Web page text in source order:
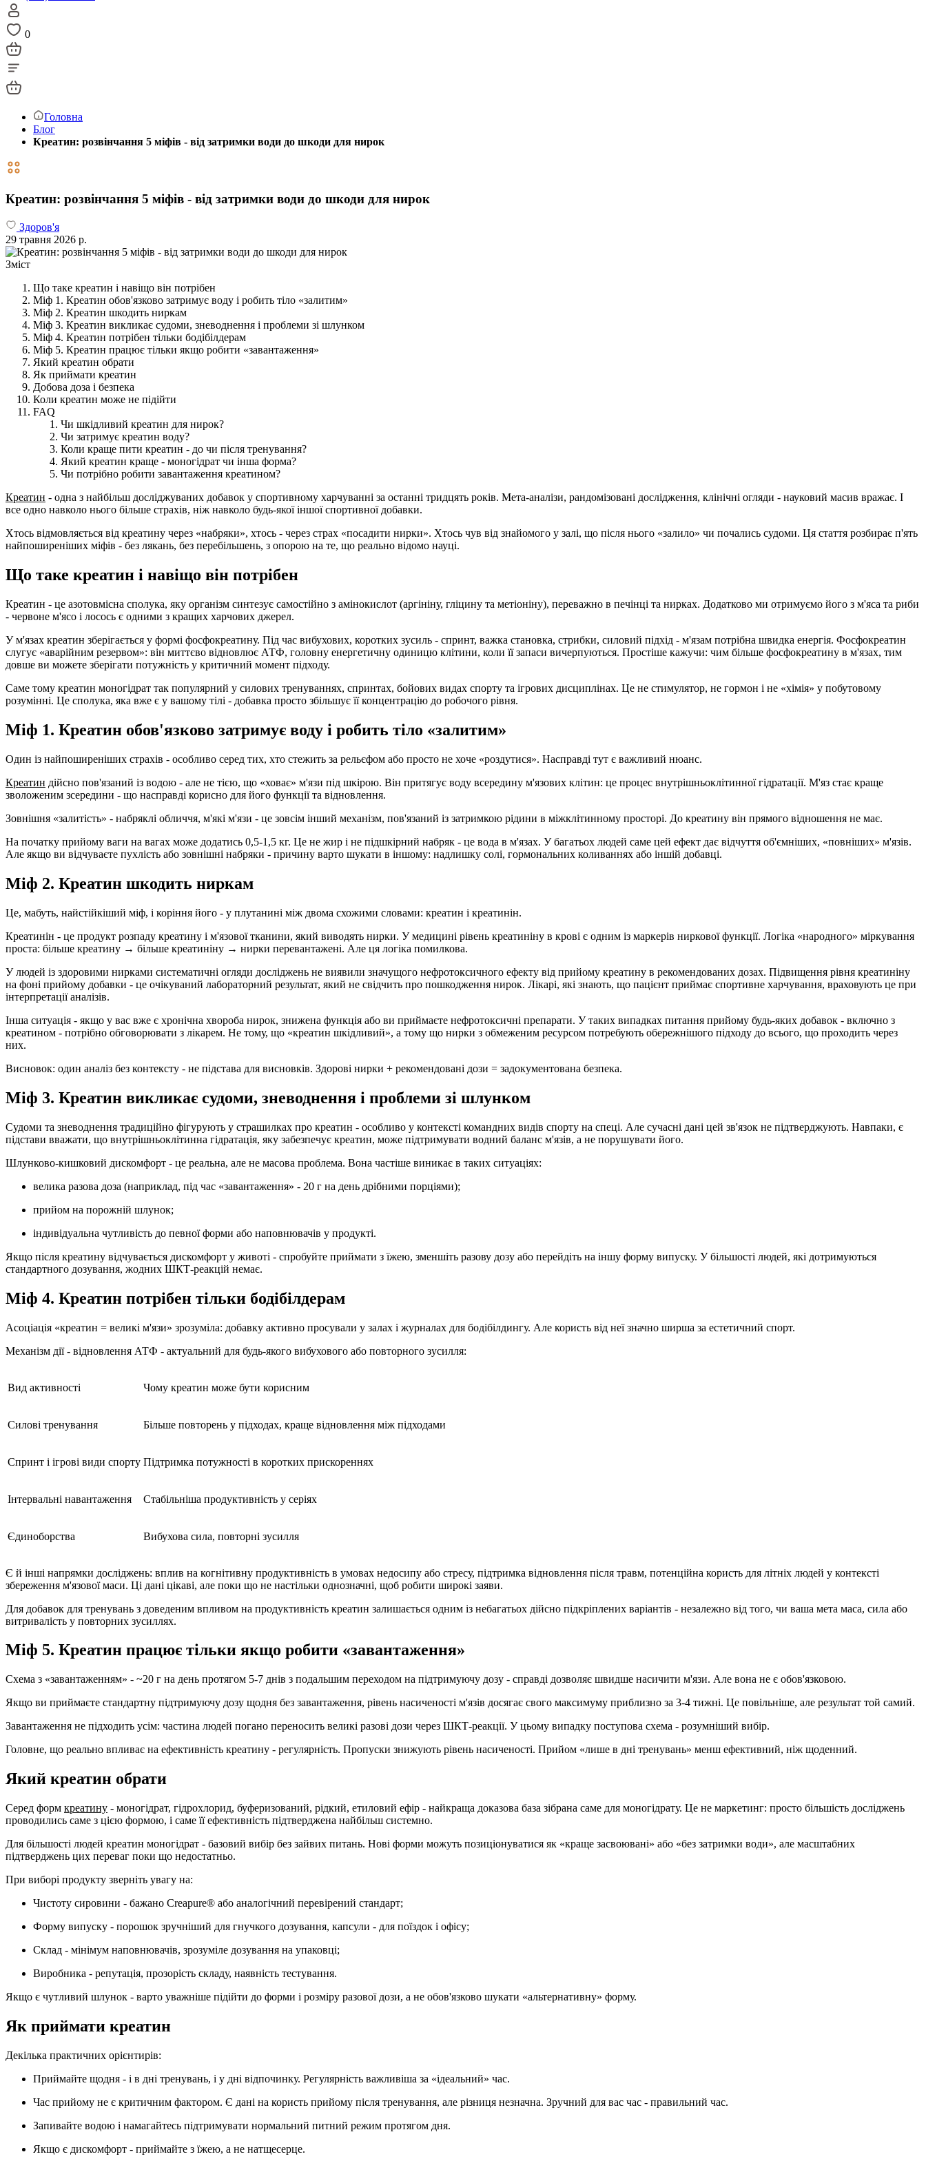
0
Головна
Блог
Креатин: розвінчання 5 міфів - від затримки води до шкоди для нирок
Креатин: розвінчання 5 міфів - від затримки води до шкоди для нирок
Здоров'я
29 травня 2026 р.
Зміст
Що таке креатин і навіщо він потрібен
Міф 1. Креатин обов'язково затримує воду і робить тіло «залитим»
Міф 2. Креатин шкодить ниркам
Міф 3. Креатин викликає судоми, зневоднення і проблеми зі шлунком
Міф 4. Креатин потрібен тільки бодібілдерам
Міф 5. Креатин працює тільки якщо робити «завантаження»
Який креатин обрати
Як приймати креатин
Добова доза і безпека
Коли креатин може не підійти
FAQ
Чи шкідливий креатин для нирок?
Чи затримує креатин воду?
Коли краще пити креатин - до чи після тренування?
Який креатин краще - моногідрат чи інша форма?
Чи потрібно робити завантаження креатином?
Креатин - одна з найбільш досліджуваних добавок у спортивному харчуванні за останні тридцять років. Мета-аналізи, рандомізовані дослідження, клінічні огляди - науковий масив вражає. І
все одно навколо нього більше страхів, ніж навколо будь-якої іншої спортивної добавки.
Хтось відмовляється від креатину через «набряки», хтось - через страх «посадити нирки». Хтось чув від знайомого у залі, що після нього «залило» чи почались судоми. Ця стаття розбирає п'ять
найпоширеніших міфів - без лякань, без перебільшень, з опорою на те, що реально відомо науці.
Що таке креатин і навіщо він потрібен
Креатин - це азотовмісна сполука, яку організм синтезує самостійно з амінокислот (аргініну, гліцину та метіоніну), переважно в печінці та нирках. Додатково ми отримуємо його з м'яса та риби
- червоне м'ясо і лосось є одними з кращих харчових джерел.
У м'язах креатин зберігається у формі фосфокреатину. Під час вибухових, коротких зусиль - спринт, важка становка, стрибки, силовий підхід - м'язам потрібна швидка енергія. Фосфокреатин
слугує «аварійним резервом»: він миттєво відновлює АТФ, головну енергетичну одиницю клітини, коли її запаси вичерпуються. Простіше кажучи: чим більше фосфокреатину в м'язах, тим
довше ви можете зберігати потужність у критичний момент підходу.
Саме тому креатин моногідрат так популярний у силових тренуваннях, спринтах, бойових видах спорту та ігрових дисциплінах. Це не стимулятор, не гормон і не «хімія» у побутовому
розумінні. Це сполука, яка вже є у вашому тілі - добавка просто збільшує її концентрацію до робочого рівня.
Міф 1. Креатин обов'язково затримує воду і робить тіло «залитим»
Один із найпоширеніших страхів - особливо серед тих, хто стежить за рельєфом або просто не хоче «роздутися». Насправді тут є важливий нюанс.
Креатин дійсно пов'язаний із водою - але не тією, що «ховає» м'язи під шкірою. Він притягує воду всередину м'язових клітин: це процес внутрішньоклітинної гідратації. М'яз стає краще
зволоженим зсередини - що насправді корисно для його функції та відновлення.
Зовнішня «залитість» - набряклі обличчя, м'які м'язи - це зовсім інший механізм, пов'язаний із затримкою рідини в міжклітинному просторі. До креатину він прямого відношення не має.
На початку прийому ваги на вагах може додатись 0,5-1,5 кг. Це не жир і не підшкірний набряк - це вода в м'язах. У багатьох людей саме цей ефект дає відчуття об'ємніших, «повніших» м'язів.
Але якщо ви відчуваєте пухлість або зовнішні набряки - причину варто шукати в іншому: надлишку солі, гормональних коливаннях або іншій добавці.
Міф 2. Креатин шкодить ниркам
Це, мабуть, найстійкіший міф, і коріння його - у плутанині між двома схожими словами: креатин і креатинін.
Креатинін - це продукт розпаду креатину і м'язової тканини, який виводять нирки. У медицині рівень креатиніну в крові є одним із маркерів ниркової функції. Логіка «народного» міркування
проста: більше креатину → більше креатиніну → нирки перевантажені. Але ця логіка помилкова.
У людей із здоровими нирками систематичні огляди досліджень не виявили значущого нефротоксичного ефекту від прийому креатину в рекомендованих дозах. Підвищення рівня креатиніну
на фоні прийому добавки - це очікуваний лабораторний результат, який не свідчить про пошкодження нирок. Лікарі, які знають, що пацієнт приймає спортивне харчування, враховують це при
інтерпретації аналізів.
Інша ситуація - якщо у вас вже є хронічна хвороба нирок, знижена функція або ви приймаєте нефротоксичні препарати. У таких випадках питання прийому будь-яких добавок - включно з
креатином - потрібно обговорювати з лікарем. Не тому, що «креатин шкідливий», а тому що нирки з обмеженим ресурсом потребують обережнішого підходу до всього, що проходить через
них.
Висновок: один аналіз без контексту - не підстава для висновків. Здорові нирки + рекомендовані дози = задокументована безпека.
Міф 3. Креатин викликає судоми, зневоднення і проблеми зі шлунком
Судоми та зневоднення традиційно фігурують у страшилках про креатин - особливо у контексті командних видів спорту на спеці. Але сучасні дані цей зв'язок не підтверджують. Навпаки, є
підстави вважати, що внутрішньоклітинна гідратація, яку забезпечує креатин, може підтримувати водний баланс м'язів, а не порушувати його.
Шлунково-кишковий дискомфорт - це реальна, але не масова проблема. Вона частіше виникає в таких ситуаціях:
велика разова доза (наприклад, під час «завантаження» - 20 г на день дрібними порціями);
прийом на порожній шлунок;
індивідуальна чутливість до певної форми або наповнювачів у продукті.
Якщо після креатину відчувається дискомфорт у животі - спробуйте приймати з їжею, зменшіть разову дозу або перейдіть на іншу форму випуску. У більшості людей, які дотримуються
стандартного дозування, жодних ШКТ-реакцій немає.
Міф 4. Креатин потрібен тільки бодібілдерам
Асоціація «креатин = великі м'язи» зрозуміла: добавку активно просували у залах і журналах для бодібілдингу. Але користь від неї значно ширша за естетичний спорт.
Механізм дії - відновлення АТФ - актуальний для будь-якого вибухового або повторного зусилля:
Вид активності Чому креатин може бути корисним
Силові тренування Більше повторень у підходах, краще відновлення між підходами
Спринт і ігрові види спорту Підтримка потужності в коротких прискореннях
Інтервальні навантаження Стабільніша продуктивність у серіях
Єдиноборства Вибухова сила, повторні зусилля
Є й інші напрямки досліджень: вплив на когнітивну продуктивність в умовах недосипу або стресу, підтримка відновлення після травм, потенційна користь для літніх людей у контексті
збереження м'язової маси. Ці дані цікаві, але поки що не настільки однозначні, щоб робити широкі заяви.
Для добавок для тренувань з доведеним впливом на продуктивність креатин залишається одним із небагатьох дійсно підкріплених варіантів - незалежно від того, чи ваша мета маса, сила або
витривалість у повторних зусиллях.
Міф 5. Креатин працює тільки якщо робити «завантаження»
Схема з «завантаженням» - ~20 г на день протягом 5-7 днів з подальшим переходом на підтримуючу дозу - справді дозволяє швидше насичити м'язи. Але вона не є обов'язковою.
Якщо ви приймаєте стандартну підтримуючу дозу щодня без завантаження, рівень насиченості м'язів досягає свого максимуму приблизно за 3-4 тижні. Це повільніше, але результат той самий.
Завантаження не підходить усім: частина людей погано переносить великі разові дози через ШКТ-реакції. У цьому випадку поступова схема - розумніший вибір.
Головне, що реально впливає на ефективність креатину - регулярність. Пропуски знижують рівень насиченості. Прийом «лише в дні тренувань» менш ефективний, ніж щоденний.
Який креатин обрати
Серед форм креатину - моногідрат, гідрохлорид, буферизований, рідкий, етиловий ефір - найкраща доказова база зібрана саме для моногідрату. Це не маркетинг: просто більшість досліджень
проводились саме з цією формою, і саме її ефективність підтверджена найбільш системно.
Для більшості людей креатин моногідрат - базовий вибір без зайвих питань. Нові форми можуть позиціонуватися як «краще засвоювані» або «без затримки води», але масштабних
підтверджень цих переваг поки що недостатньо.
При виборі продукту зверніть увагу на:
Чистоту сировини - бажано Creapure® або аналогічний перевірений стандарт;
Форму випуску - порошок зручніший для гнучкого дозування, капсули - для поїздок і офісу;
Склад - мінімум наповнювачів, зрозуміле дозування на упаковці;
Виробника - репутація, прозорість складу, наявність тестування.
Якщо є чутливий шлунок - варто уважніше підійти до форми і розміру разової дози, а не обов'язково шукати «альтернативну» форму.
Як приймати креатин
Декілька практичних орієнтирів:
Приймайте щодня - і в дні тренувань, і у дні відпочинку. Регулярність важливіша за «ідеальний» час.
Час прийому не є критичним фактором. Є дані на користь прийому після тренування, але різниця незначна. Зручний для вас час - правильний час.
Запивайте водою і намагайтесь підтримувати нормальний питний режим протягом дня.
Якщо є дискомфорт - приймайте з їжею, а не натщесерце.